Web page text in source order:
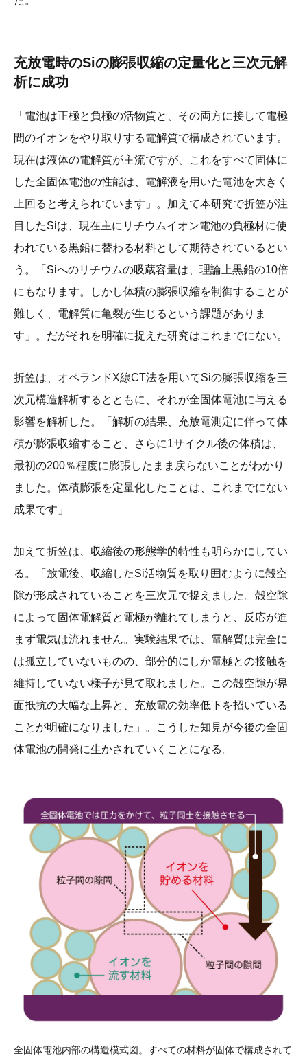
充放電時のSiの膨張収縮の定量化と三次元解
析に成功
「電池は正極と負極の活物質と、その両方に接して電極
間のイオンをやり取りする電解質で構成されています。
現在は液体の電解質が主流ですが、これをすべて固体に
した全固体電池の性能は、電解液を用いた電池を大きく
上回ると考えられています」。加えて本研究で折笠が注
目したSiは、現在主にリチウムイオン電池の負極材に使
われている黒鉛に替わる材料として期待されているとい
う。「Siへのリチウムの吸蔵容量は、理論上黒鉛の10倍
にもなります。しかし体積の膨張収縮を制御することが
難しく、電解質に亀裂が生じるという課題がありま
す」。だがそれを明確に捉えた研究はこれまでにない。
折笠は、オペランドX線CT法を用いてSiの膨張収縮を三
次元構造解析するとともに、それが全固体電池に与える
影響を解析した。「解析の結果、充放電測定に伴って体
積が膨張収縮すること、さらに1サイクル後の体積は、
最初の200％程度に膨張したまま戻らないことがわかり
ました。体積膨張を定量化したことは、これまでにない
成果です」
加えて折笠は、収縮後の形態学的特性も明らかにしてい
る。「放電後、収縮したSi活物質を取り囲むように殻空
隙が形成されていることを三次元で捉えました。殻空隙
によって固体電解質と電極が離れてしまうと、反応が進
まず電気は流れません。実験結果では、電解質は完全に
は孤立していないものの、部分的にしか電極との接触を
維持していない様子が見て取れました。この殻空隙が界
面抵抗の大幅な上昇と、充放電の効率低下を招いている
ことが明確になりました」。こうした知見が今後の全固
体電池の開発に生かされていくことになる。
全固体電池内部の構造模式図。すべての材料が固体で構成されて